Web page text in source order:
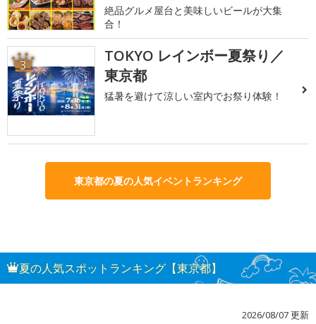
絶品グルメ屋台と美味しいビールが大集
合！
3
TOKYO レインボー夏祭り／
東京都
猛暑を避けて涼しい室内でお祭り体験！
東京都の夏の人気イベントランキング
夏の人気スポットランキング【東京都】
2026/08/07 更新